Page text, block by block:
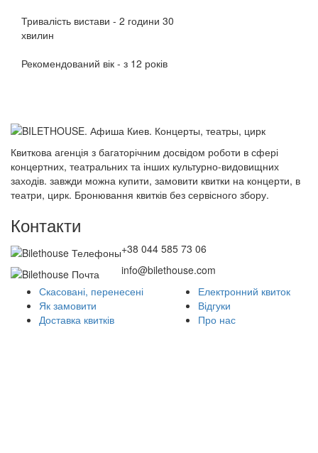
Тривалість вистави - 2 години 30
хвилин
Рекомендований вік - з 12 років
Квиткова агенція з багаторічним досвідом роботи в сфері
концертних, театральних та інших культурно-видовищних
заходів. завжди можна купити, замовити квитки на концерти, в
театри, цирк. Бронювання квитків без сервісного збору.
Контакти
+38 044 585 73 06
info@bilethouse.com
Скасовані, перенесені
Як замовити
Доставка квитків
Електронний квиток
Відгуки
Про нас